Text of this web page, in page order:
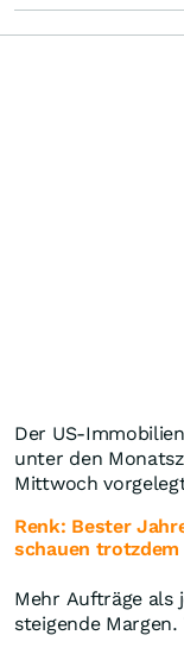
Der US-
unter den
Mittwoch
Renk: Bester
schauen trotzdem
Mehr Aufträge als
steigende